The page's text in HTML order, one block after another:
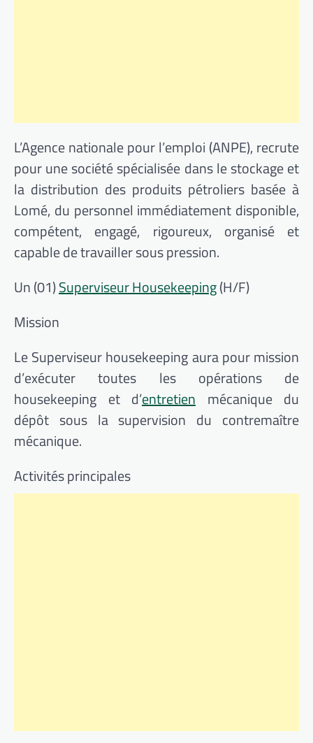
L’Agence nationale pour l’emploi (ANPE), recrute
pour une société spécialisée dans le stockage et
la distribution des produits pétroliers basée à
Lomé, du personnel immédiatement disponible,
compétent, engagé, rigoureux, organisé et
capable de travailler sous pression.
Un (01)Superviseur Housekeeping(H/F)
Mission
Le Superviseur housekeeping aura pour mission
d’exécuter toutes les opérations de
housekeeping et d’entretien mécanique du
dépôt sous la supervision du contremaître
mécanique.
Activités principales